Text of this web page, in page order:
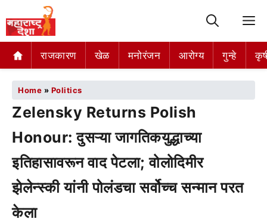
राजकारण खेळ मनोरंजन आरोग्य गुन्हे
Home » Politics
Zelensky Returns Polish
Honour: दुसऱ्या जागतिकयुद्धाच्या
इतिहासावरून वाद पेटला; वोलोदिमीर
झेलेन्स्की यांनी पोलंडचा सर्वोच्च सन्मान परत
केला